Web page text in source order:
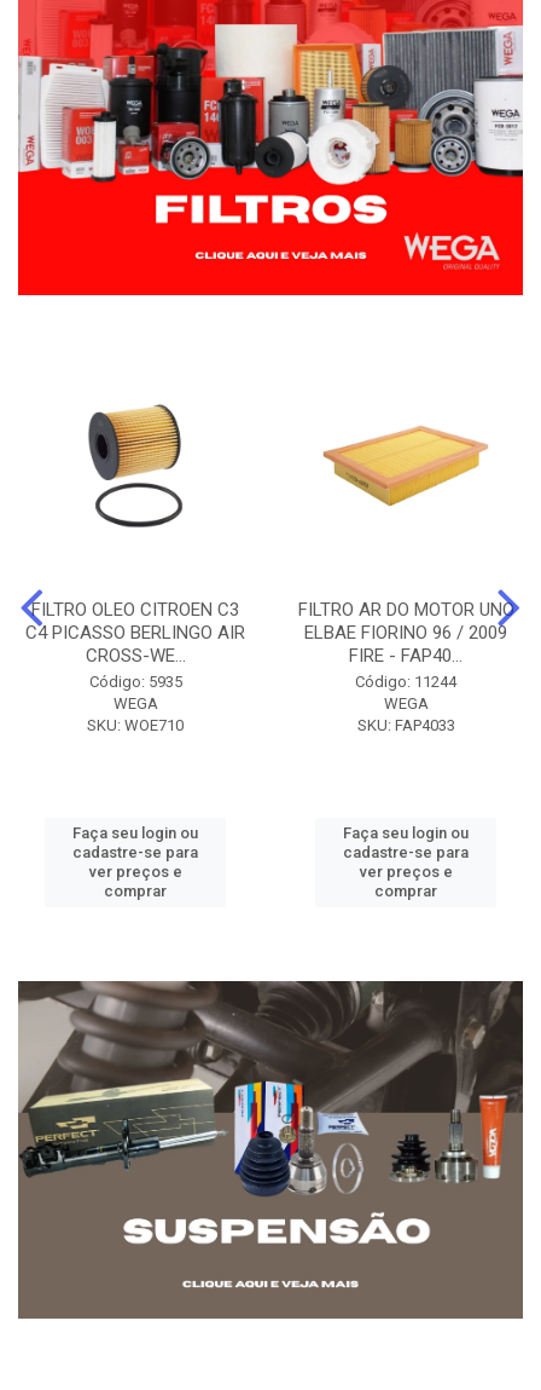
FILTRO OLEO CITROEN C3
C4 PICASSO BERLINGO AIR
CROSS-WE...
Código: 5935
WEGA
SKU: WOE710
Faça seu login ou
cadastre-se para
ver preços e
comprar
FILTRO AR DO MOTOR UNO
ELBAE FIORINO 96 / 2009
FIRE - FAP40...
Código: 11244
WEGA
SKU: FAP4033
Faça seu login ou
cadastre-se para
ver preços e
comprar